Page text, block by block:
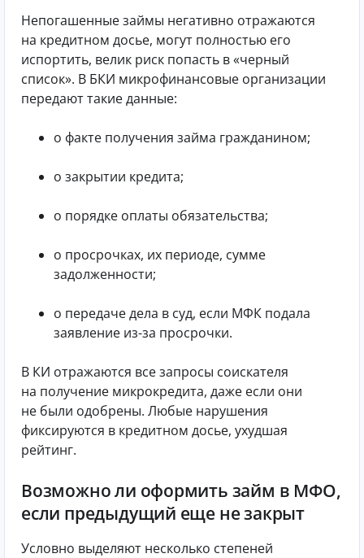
Непогашенные займы негативно отражаются
на кредитном досье, могут полностью его
испортить, велик риск попасть в «черный
список». В БКИ микрофинансовые организации
передают такие данные:
о факте получения займа гражданином;
о закрытии кредита;
о порядке оплаты обязательства;
о просрочках, их периоде, сумме
задолженности;
о передаче дела в суд, если МФК подала
заявление из-за просрочки.
В КИ отражаются все запросы соискателя
на получение микрокредита, даже если они
не были одобрены. Любые нарушения
фиксируются в кредитном досье, ухудшая
рейтинг.
Возможно ли оформить займ в МФО,
если предыдущий еще не закрыт
Условно выделяют несколько степеней